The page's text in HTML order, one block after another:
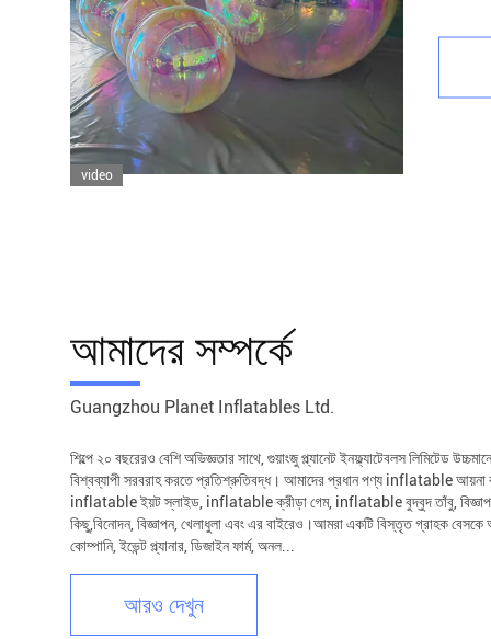
video
আমাদের সম্পর্কে
Guangzhou Planet Inflatables Ltd.
শিল্পে ২০ বছরেরও বেশি অভিজ্ঞতার সাথে, গুয়াংজু প্ল্যানেট ইনফ্ল্যাটেবলস লিমিটেড
বিশ্বব্যাপী সরবরাহ করতে প্রতিশ্রুতিবদ্ধ। আমাদের প্রধান পণ্য inflatable
inflatable ইয়ট স্লাইড, inflatable ক্রীড়া গেম, inflatable বুদ্বুদ তাঁবু,
কিছু,বিনোদন, বিজ্ঞাপন, খেলাধুলা এবং এর বাইরেও।আমরা একটি বিস্তৃত গ্রাহক বেসকে
কোম্পানি, ইভেন্ট প্ল্যানার, ডিজাইন ফার্ম, অনল...
আরও দেখুন